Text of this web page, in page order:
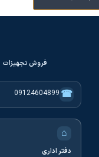
فروش تجهیزات
☎
09124604899
⌂
دفتر اداری